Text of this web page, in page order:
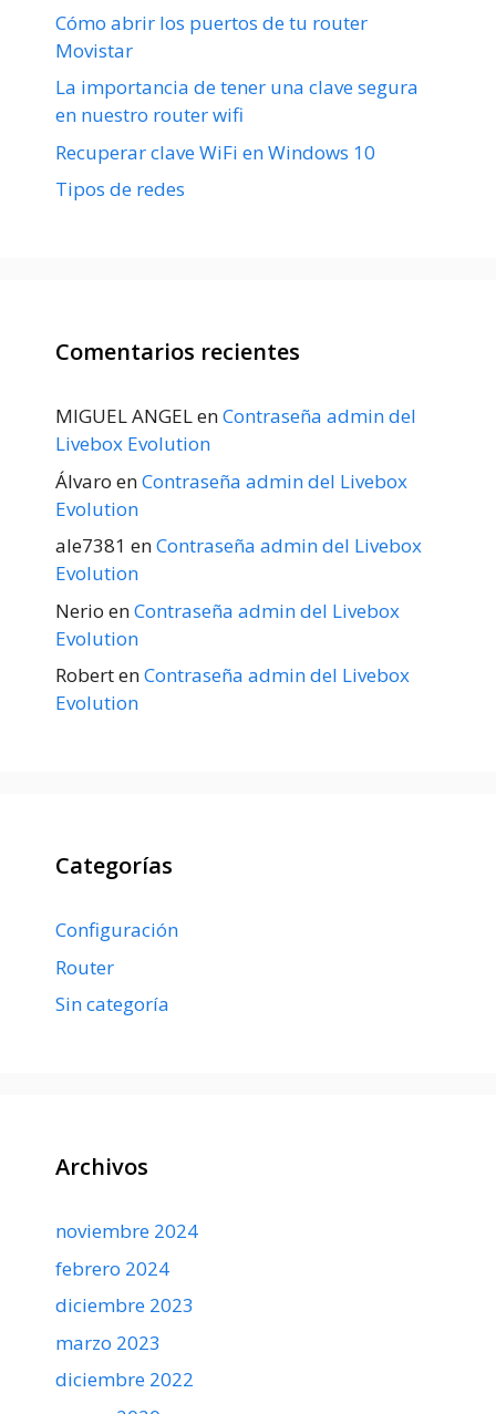
Cómo abrir los puertos de tu router
Movistar
La importancia de tener una clave segura
en nuestro router wifi
Recuperar clave WiFi en Windows 10
Tipos de redes
Comentarios recientes
MIGUEL ANGELenContraseña admin del
Livebox Evolution
Álvaro enContraseña admin del Livebox
Evolution
ale7381 enContraseña admin del Livebox
Evolution
Nerio enContraseña admin del Livebox
Evolution
RobertenContraseña admin del Livebox
Evolution
Categorías
Configuración
Router
Sin categoría
Archivos
noviembre 2024
febrero 2024
diciembre 2023
marzo 2023
diciembre 2022